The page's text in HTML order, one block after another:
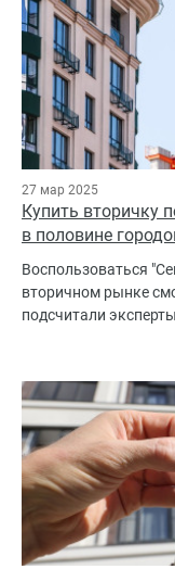
27 мар 2025
Купить вторичку
в половине
Воспользоваться
вторичном рынке
подсчитали